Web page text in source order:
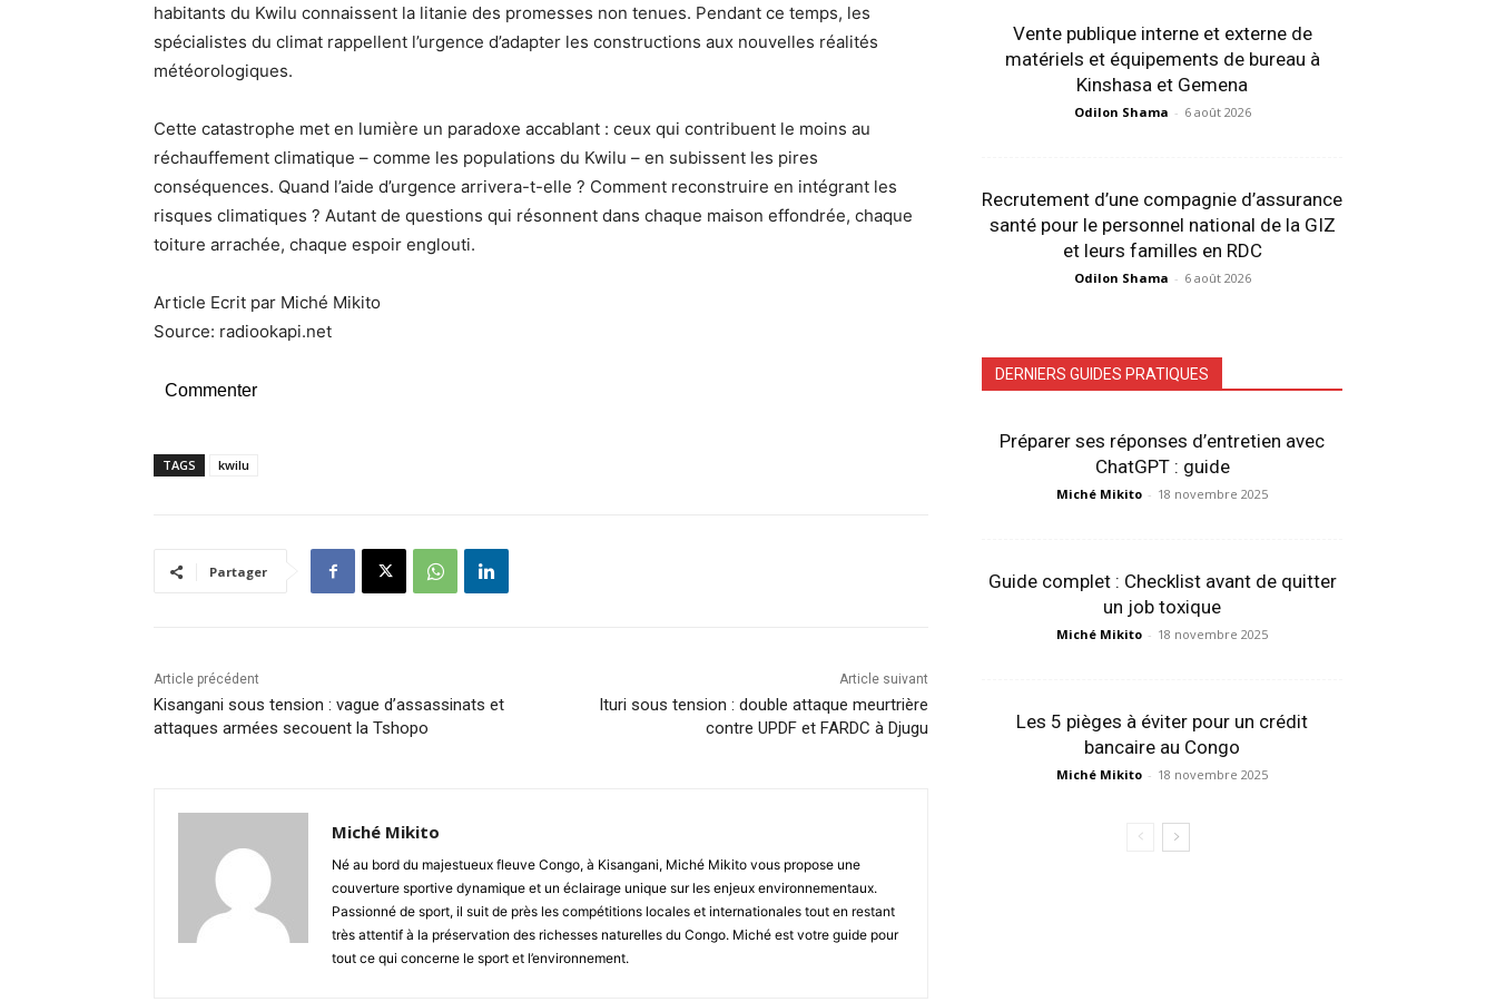
habitants du Kwilu connaissent la litanie des promesses non tenues. Pendant ce temps, les
spécialistes du climat rappellent l’urgence d’adapter les constructions aux nouvelles réalités
météorologiques.
Cette catastrophe met en lumière un paradoxe accablant : ceux qui contribuent le moins au
réchauffement climatique – comme les populations du Kwilu – en subissent les pires
conséquences. Quand l’aide d’urgence arrivera-t-elle ? Comment reconstruire en intégrant les
risques climatiques ? Autant de questions qui résonnent dans chaque maison effondrée, chaque
toiture arrachée, chaque espoir englouti.
Article Ecrit par Miché Mikito
Source: radiookapi.net
Commenter
TAGS kwilu
Partager
Article précédent
Kisangani sous tension : vague d’assassinats et
attaques armées secouent la Tshopo
Article suivant
Ituri sous tension : double attaque meurtrière
contre UPDF et FARDC à Djugu
Miché Mikito
Né au bord du majestueux fleuve Congo, à Kisangani, Miché Mikito vous propose une
couverture sportive dynamique et un éclairage unique sur les enjeux environnementaux.
Passionné de sport, il suit de près les compétitions locales et internationales tout en restant
très attentif à la préservation des richesses naturelles du Congo. Miché est votre guide pour
tout ce qui concerne le sport et l’environnement.
Vente publique interne et externe de
matériels et équipements de bureau à
Kinshasa et Gemena
Odilon Shama - 6 août 2026
Recrutement d’une compagnie d’assurance
santé pour le personnel national de la GIZ
et leurs familles en RDC
Odilon Shama - 6 août 2026
DERNIERS GUIDES PRATIQUES
Préparer ses réponses d’entretien avec
ChatGPT : guide
Miché Mikito - 18 novembre 2025
Guide complet : Checklist avant de quitter
un job toxique
Miché Mikito - 18 novembre 2025
Les 5 pièges à éviter pour un crédit
bancaire au Congo
Miché Mikito - 18 novembre 2025